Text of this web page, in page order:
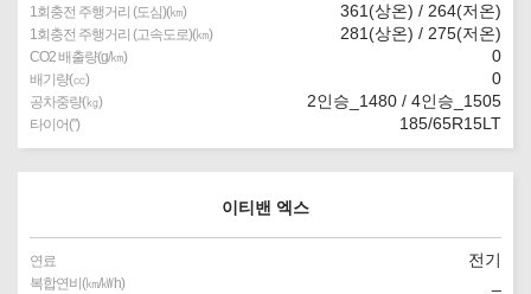
1회충전 주행거리 (도심)(㎞) 361(상온) / 264(저온)
1회충전 주행거리 (고속도로)(㎞) 281(상온) / 275(저온)
CO2 배출량(g/㎞) 0
배기량(㏄) 0
공차중량(㎏) 2인승_1480 / 4인승_1505
타이어(″) 185/65R15LT
이티밴 엑스
연료 전기
복합연비(㎞/㎾h)